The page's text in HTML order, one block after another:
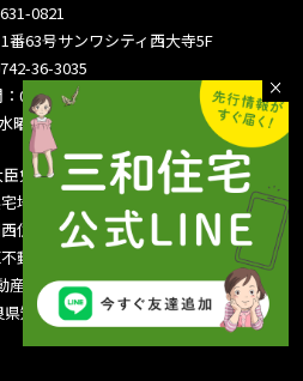
0821
番63号サンワシティ西大寺5F
36-3035
09:00～18:00
曜日 夏季休暇 年末年始
免許（15）994号
地建物取引業協会会員
住宅産業協会会員
動産公正取引協議会加盟
産情報センター
知事（特-3）第13786号